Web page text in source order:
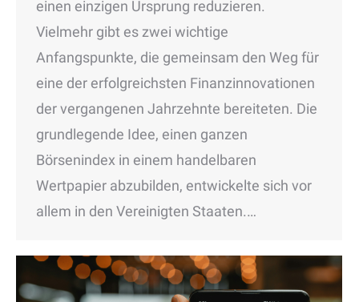
einen einzigen Ursprung reduzieren.
Vielmehr gibt es zwei wichtige
Anfangspunkte, die gemeinsam den Weg für
eine der erfolgreichsten Finanzinnovationen
der vergangenen Jahrzehnte bereiteten. Die
grundlegende Idee, einen ganzen
Börsenindex in einem handelbaren
Wertpapier abzubilden, entwickelte sich vor
allem in den Vereinigten Staaten.…